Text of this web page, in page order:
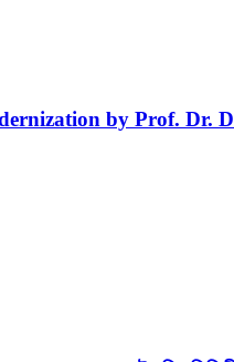
by Prof. Dr.